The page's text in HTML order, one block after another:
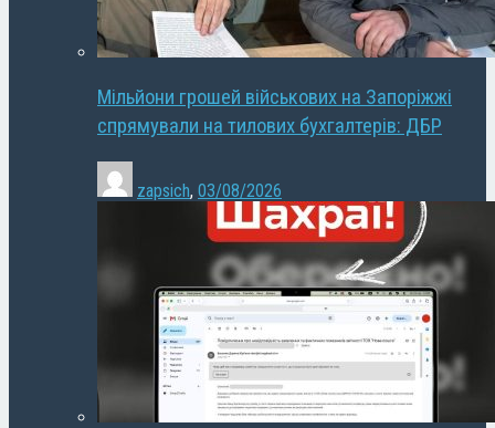
Мільйони грошей військових на Запоріжжі
спрямували на тилових бухгалтерів: ДБР
zapsich, 03/08/2026